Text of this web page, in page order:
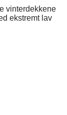
vinterdekkene
ekstremt lav